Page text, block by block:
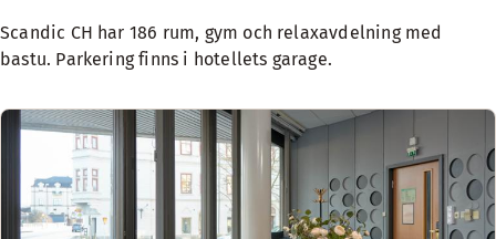
Scandic CH har 186 rum, gym och relaxavdelning med
bastu. Parkering finns i hotellets garage.